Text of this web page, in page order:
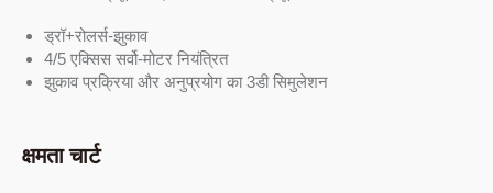
ड्रॉ+रोलर्स-झुकाव
4/5 एक्सिस सर्वो-मोटर नियंत्रित
झुकाव प्रक्रिया और अनुप्रयोग का 3डी सिमुलेशन
क्षमता चार्ट